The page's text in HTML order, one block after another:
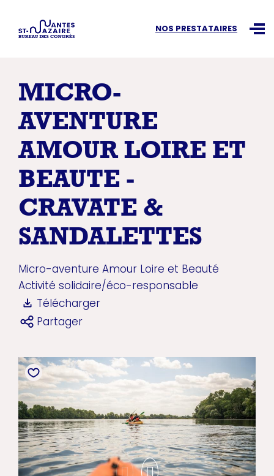
NOS PRESTATAIRES
MICRO-
AVENTURE
AMOUR LOIRE ET
BEAUTE -
CRAVATE &
SANDALETTES
Micro-aventure Amour Loire et Beauté
Activité solidaire/éco-responsable
Télécharger
Partager